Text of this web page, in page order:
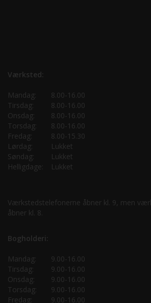
Værksted:
Mandag:
8.00-16.00
Tirsdag:
8.00-16.00
Onsdag:
8.00-16.00
Torsdag:
8.00-16.00
Fredag:
8.00-15.30
Lørdag:
Lukket
Søndag:
Lukket
Helligdage:
Lukket
Værkstedstelefonerne åbner kl. 9, men
åbner kl. 8.
Bogholderi:
Mandag:
9.00-16.00
Tirsdag:
9.00-16.00
Onsdag:
9.00-16.00
Torsdag:
9.00-16.00
Fredag:
9.00-16.00